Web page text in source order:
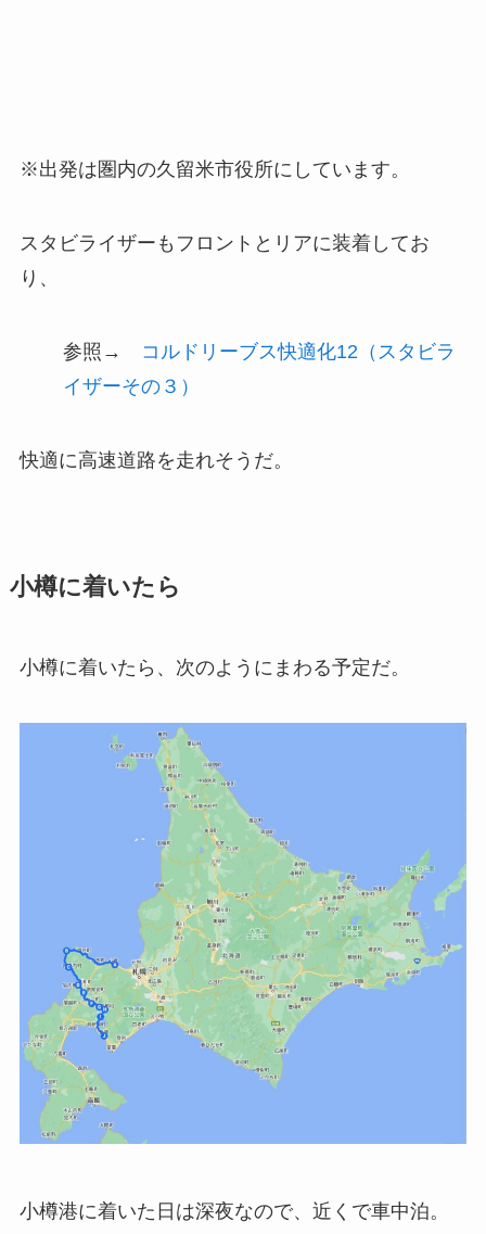
※出発は圏内の久留米市役所にしています。
スタビライザーもフロントとリアに装着してお
り、
参照→
コルドリーブス快適化12（スタビラ
イザーその３）
快適に高速道路を走れそうだ。
小樽に着いたら
小樽に着いたら、次のようにまわる予定だ。
小樽港に着いた日は深夜なので、近くで車中泊。